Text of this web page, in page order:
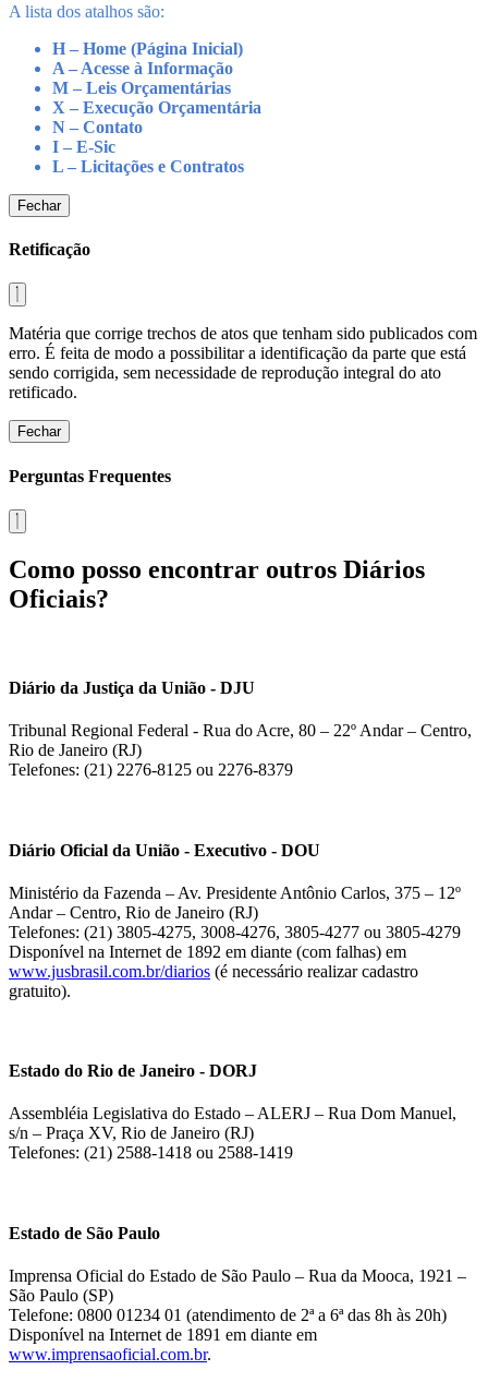
A lista dos atalhos são:
H – Home (Página Inicial)
A – Acesse à Informação
M – Leis Orçamentárias
X – Execução Orçamentária
N – Contato
I – E-Sic
L – Licitações e Contratos
Fechar
Retificação
Matéria que corrige trechos de atos que tenham sido publicados com
erro. É feita de modo a possibilitar a identificação da parte que está
sendo corrigida, sem necessidade de reprodução integral do ato
retificado.
Fechar
Perguntas Frequentes
Como posso encontrar outros Diários
Oficiais?
Diário da Justiça da União - DJU
Tribunal Regional Federal - Rua do Acre, 80 – 22º Andar – Centro,
Rio de Janeiro (RJ)
Telefones: (21) 2276-8125 ou 2276-8379
Diário Oficial da União - Executivo - DOU
Ministério da Fazenda – Av. Presidente Antônio Carlos, 375 – 12º
Andar – Centro, Rio de Janeiro (RJ)
Telefones: (21) 3805-4275, 3008-4276, 3805-4277 ou 3805-4279
Disponível na Internet de 1892 em diante (com falhas) em
www.jusbrasil.com.br/diarios (é necessário realizar cadastro
gratuito).
Estado do Rio de Janeiro - DORJ
Assembléia Legislativa do Estado – ALERJ – Rua Dom Manuel,
s/n – Praça XV, Rio de Janeiro (RJ)
Telefones: (21) 2588-1418 ou 2588-1419
Estado de São Paulo
Imprensa Oficial do Estado de São Paulo – Rua da Mooca, 1921 –
São Paulo (SP)
Telefone: 0800 01234 01 (atendimento de 2ª a 6ª das 8h às 20h)
Disponível na Internet de 1891 em diante em
www.imprensaoficial.com.br.